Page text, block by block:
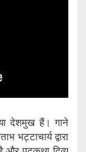
देशमुख हैं। गाने
भट्टाचार्य द्वारा